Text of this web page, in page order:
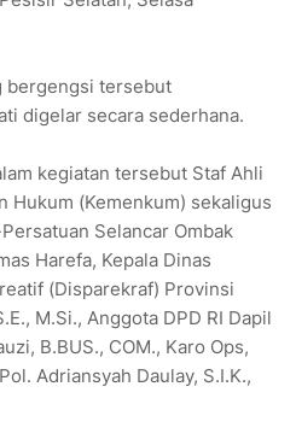
bergengsi tersebut
digelar secara sederhana.
kegiatan tersebut Staf Ahli
Hukum (Kemenkum) sekaligus
Selancar Ombak
Harefa, Kepala Dinas
(Disparekraf) Provinsi
M.Si., Anggota DPD RI Dapil
B.BUS., COM., Karo Ops,
Adriansyah Daulay, S.I.K.,